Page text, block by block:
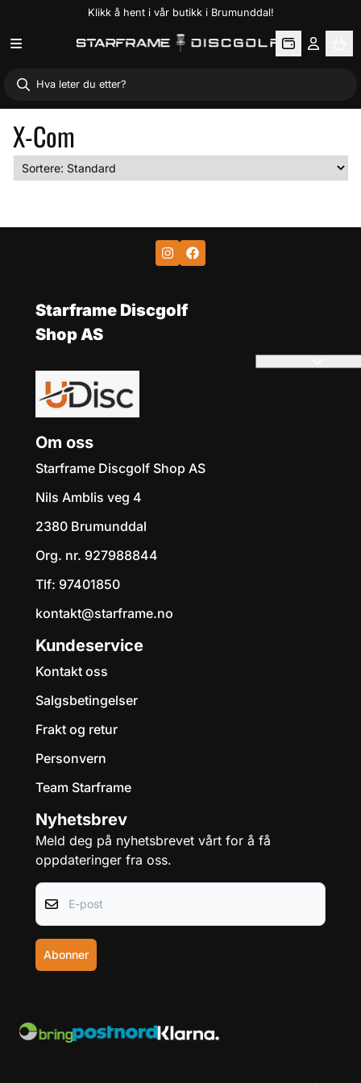
Hopp til innholdKlikk å hent i vår butikk i Brumunddal!
X-Com
Starframe Discgolf
Shop AS
Om oss
Starframe Discgolf Shop AS
Nils Amblis veg 4
2380 Brumunddal
Org. nr. 927988844
Tlf: 97401850
kontakt@starframe.no
Kundeservice
Kontakt oss
Salgsbetingelser
Frakt og retur
Personvern
Team Starframe
Nyhetsbrev
Meld deg på nyhetsbrevet vårt for å få
oppdateringer fra oss.
E-post
Abonner